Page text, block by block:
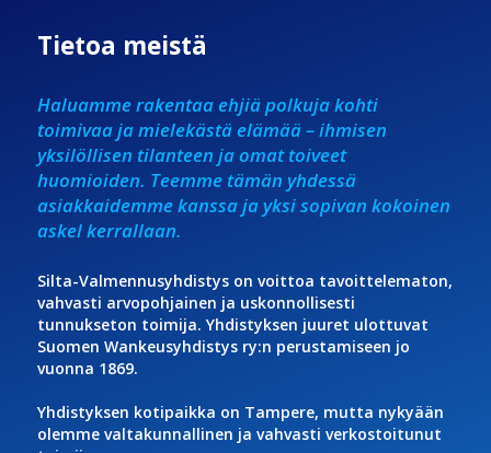
Tietoa meistä
Haluamme rakentaa ehjiä polkuja kohti
toimivaa ja mielekästä elämää – ihmisen
yksilöllisen tilanteen ja omat toiveet
huomioiden. Teemme tämän yhdessä
asiakkaidemme kanssa ja yksi sopivan kokoinen
askel kerrallaan.
Silta-Valmennusyhdistys on voittoa tavoittelematon,
vahvasti arvopohjainen ja uskonnollisesti
tunnukseton toimija. Yhdistyksen juuret ulottuvat
Suomen Wankeusyhdistys ry:n perustamiseen jo
vuonna 1869.
Yhdistyksen kotipaikka on Tampere, mutta nykyään
olemme valtakunnallinen ja vahvasti verkostoitunut